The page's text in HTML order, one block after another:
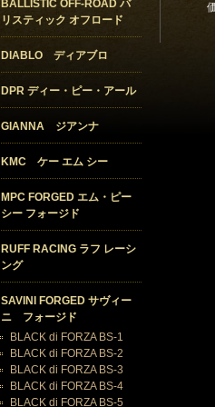
BALLISTIC OFF-ROAD バ
リスティック オフロード
DIABLO ディアブロ
DPR ディー・ピー・アール
GIANNA ジアンナ
KMC ケー エム シー
MPC FORGED エム・ピー
シー フォージド
RUFF RACING ラフ レーシ
ング
SAVINI FORGED サヴィー
ニ フォージド
BLACK di FORZA BS-1
BLACK di FORZA BS-2
BLACK di FORZA BS-3
BLACK di FORZA BS-4
BLACK di FORZA BS-5